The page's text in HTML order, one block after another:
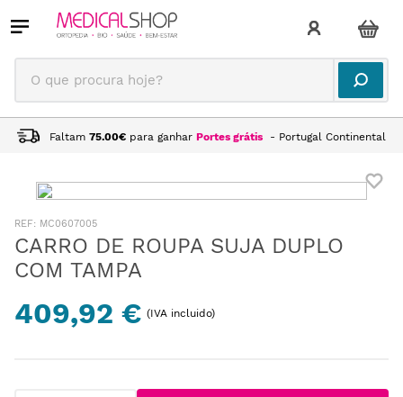
O que procura hoje?
Faltam 75.00€ para ganhar Portes grátis - Portugal Continental
: MC0607005
CARRO DE ROUPA SUJA DUPLO
COM TAMPA
409,92 € (IVA incluido)